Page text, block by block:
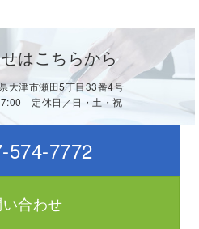
はこちらから
津市瀬田5丁目33番4号
定休日／日・土・祝
574-7772
合わせ